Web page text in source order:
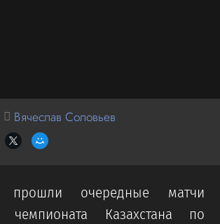
Вячеслав Соловьев
очередные матчи
чемпионата Казахстана по